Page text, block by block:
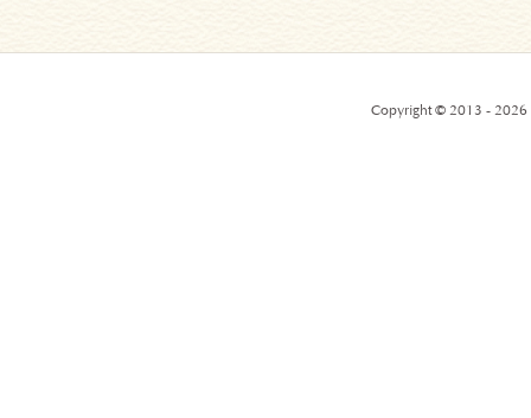
Copyright © 2013 - 2026